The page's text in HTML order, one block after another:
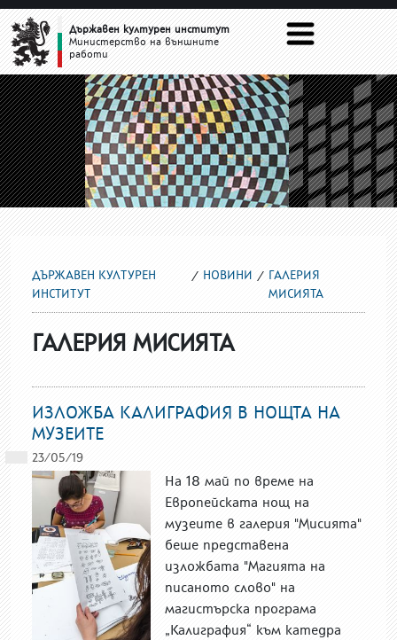
ГАЛЕРИЯ МИСИЯТА
Държавен културен институт
Министерство на външните
работи
ДЪРЖАВЕН КУЛТУРЕН
ИНСТИТУТ
НОВИНИ
ГАЛЕРИЯ
МИСИЯТА
ГАЛЕРИЯ МИСИЯТА
ИЗЛОЖБА КАЛИГРАФИЯ В НОЩТА НА
МУЗЕИТЕ
23/05/19
На 18 май по време на
Европейската нощ на
музеите в галерия "Мисията"
беше представена
изложбата "Магията на
писаното слово" на
магистърска програма
„Калиграфия“ към катедра